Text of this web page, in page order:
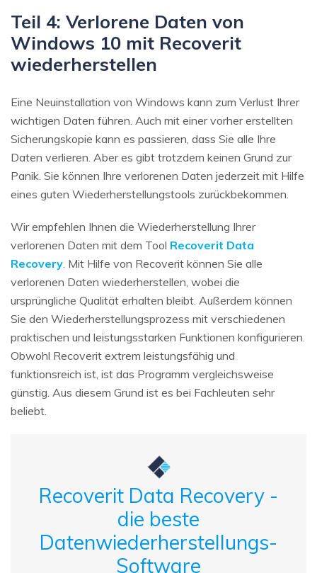
Teil 4: Verlorene Daten von
Windows 10 mit Recoverit
wiederherstellen
Eine Neuinstallation von Windows kann zum Verlust Ihrer
wichtigen Daten führen. Auch mit einer vorher erstellten
Sicherungskopie kann es passieren, dass Sie alle Ihre
Daten verlieren. Aber es gibt trotzdem keinen Grund zur
Panik. Sie können Ihre verlorenen Daten jederzeit mit Hilfe
eines guten Wiederherstellungstools zurückbekommen.
Wir empfehlen Ihnen die Wiederherstellung Ihrer
verlorenen Daten mit dem Tool Recoverit Data
Recovery . Mit Hilfe von Recoverit können Sie alle
verlorenen Daten wiederherstellen, wobei die
ursprüngliche Qualität erhalten bleibt. Außerdem können
Sie den Wiederherstellungsprozess mit verschiedenen
praktischen und leistungsstarken Funktionen konfigurieren.
Obwohl Recoverit extrem leistungsfähig und
funktionsreich ist, ist das Programm vergleichsweise
günstig. Aus diesem Grund ist es bei Fachleuten sehr
beliebt.
Recoverit Data Recovery -
die beste
Datenwiederherstellungs-
Software